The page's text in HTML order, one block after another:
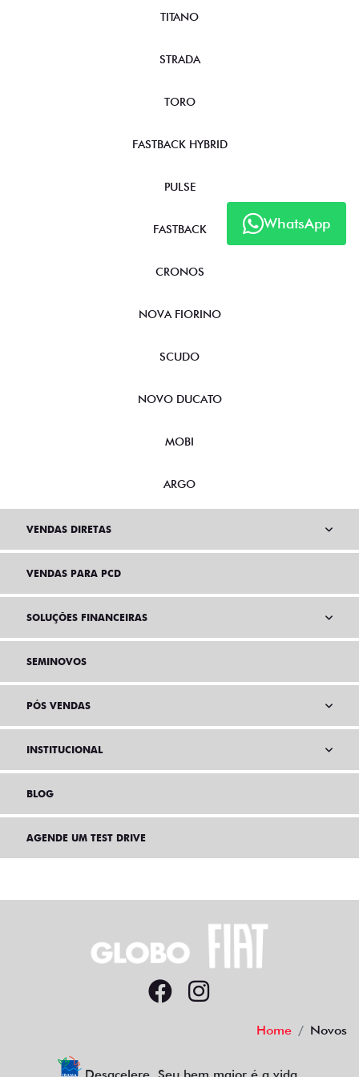
WhatsApp
TITANO
STRADA
TORO
FASTBACK HYBRID
PULSE
FASTBACK
CRONOS
NOVA FIORINO
SCUDO
NOVO DUCATO
MOBI
ARGO
VENDAS DIRETAS
VENDAS PARA PCD
SOLUÇÕES FINANCEIRAS
SEMINOVOS
PÓS VENDAS
INSTITUCIONAL
BLOG
AGENDE UM TEST DRIVE
Home Novos